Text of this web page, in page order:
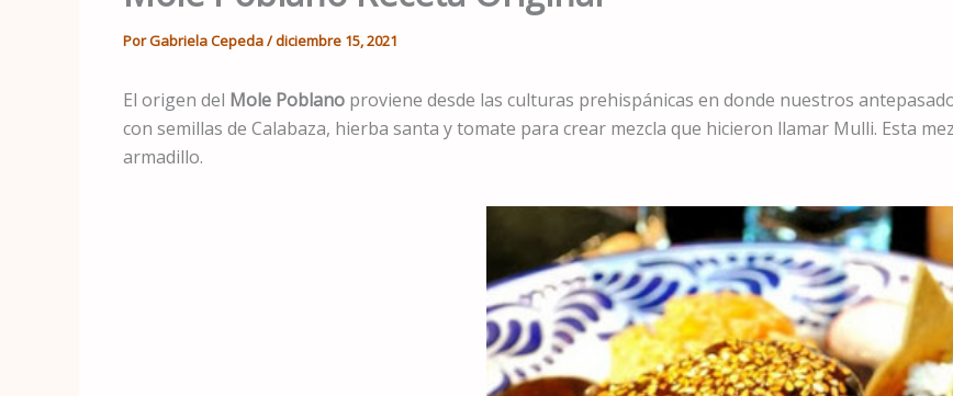
PorGabriela Cepeda/diciembre 15, 2021
El origen del Mole Poblano proviene desde las culturas prehispánicas en donde nuestros
con semillas de Calabaza, hierba santa y tomate para crear mezcla que hicieron llamar Mulli. Esta
armadillo.